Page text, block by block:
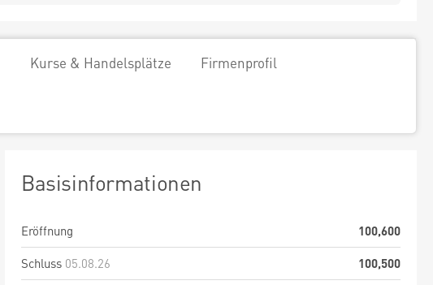
Kurse & Handelsplätze Firmenprofil
Basisinformationen
Eröffnung
100,600
Schluss 05.08.26
100,500